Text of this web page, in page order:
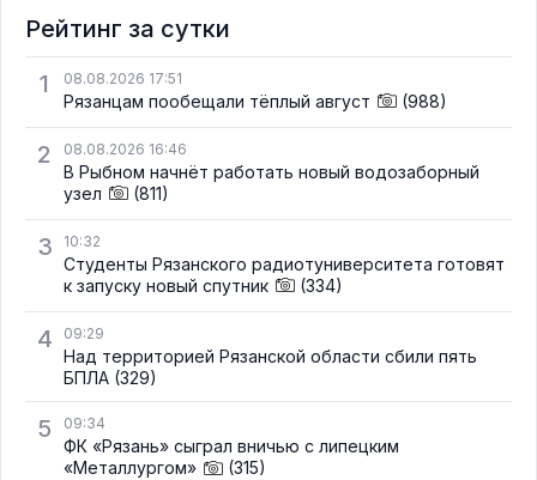
Рейтинг за сутки
1
08.08.2026 17:51
Рязанцам пообещали тёплый август (988)
2 08.08.2026 16:46
В Рыбном начнёт работать новый водозаборный
узел
(811)
3 10:32
Студенты Рязанского радиотуниверситета готовят
к запуску новый спутник
(334)
4 09:29
Над территорией Рязанской области сбили пять
БПЛА (329)
5 09:34
ФК «Рязань» сыграл вничью с липецким
«Металлургом»
(315)